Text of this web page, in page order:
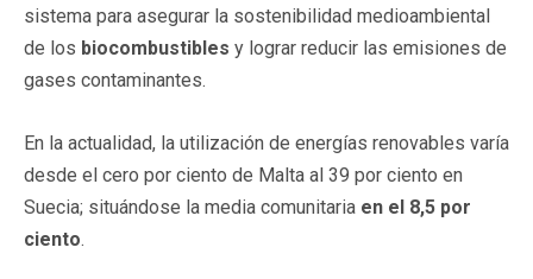
sistema para asegurar la sostenibilidad medioambiental
de los biocombustibles y lograr reducir las emisiones de
gases contaminantes.
En la actualidad, la utilización de energías renovables varía
desde el cero por ciento de Malta al 39 por ciento en
Suecia; situándose la media comunitaria en el 8,5 por
ciento.